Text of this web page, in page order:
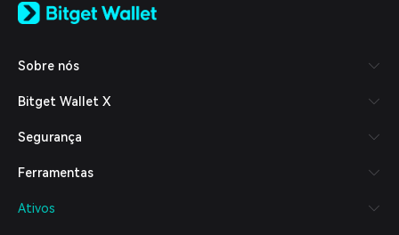
日本語
Español (Latinoamérica)
Italiano
Deutsch
繁體中文
Bahasa Indonesia
Sobre nós
Bitget Wallet X
Segurança
Ferramentas
Ativos